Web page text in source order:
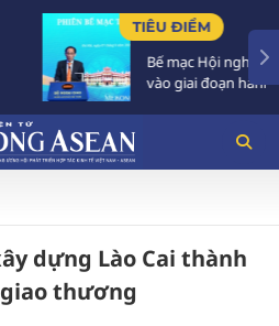
nghị Ngoại giao 33: Đối ngoại bước
hành động mới
dựng Lào Cai thành
thương